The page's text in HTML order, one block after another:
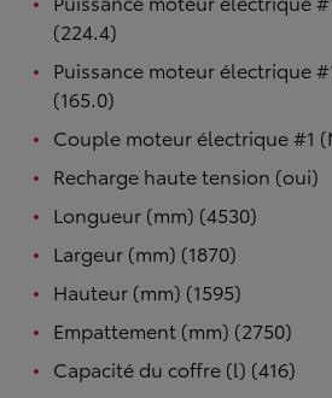
(224.4)
Puissance moteur électrique
(165.0)
Couple moteur électrique #1
Recharge haute tension (oui)
Longueur (mm) (4530)
Largeur (mm) (1870)
Hauteur (mm) (1595)
Empattement (mm) (2750)
Capacité du coffre (l) (416)